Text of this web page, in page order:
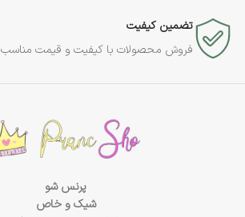
تضمین کیفیت
فروش محصولات با کیفیت و قیمت مناسب
پرنس شو
شیک و خاص